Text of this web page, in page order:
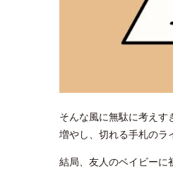
そんな風に無駄に考え
増やし、切れる手札のラ
結局、友人のベイビーに